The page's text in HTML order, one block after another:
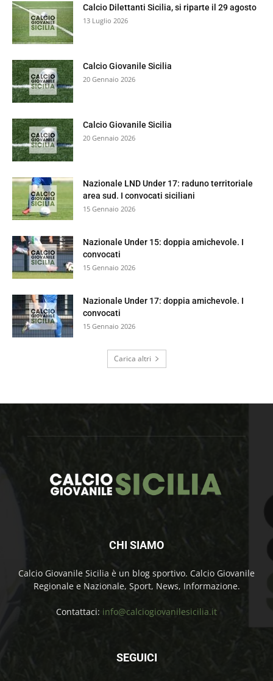
Calcio Dilettanti Sicilia, si riparte il 29 agosto
13 Luglio 2026
Calcio Giovanile Sicilia
20 Gennaio 2026
Calcio Giovanile Sicilia
20 Gennaio 2026
Nazionale LND Under 17: raduno territoriale
area sud. I convocati siciliani
15 Gennaio 2026
Nazionale Under 15: doppia amichevole. I
convocati
15 Gennaio 2026
Nazionale Under 17: doppia amichevole. I
convocati
15 Gennaio 2026
Carica altri
CHI SIAMO
Calcio Giovanile Sicilia è un blog sportivo. Calcio Giovanile
Regionale e Nazionale, Sport, News, Informazione.
Contattaci: info@calciogiovanilesicilia.it
SEGUICI